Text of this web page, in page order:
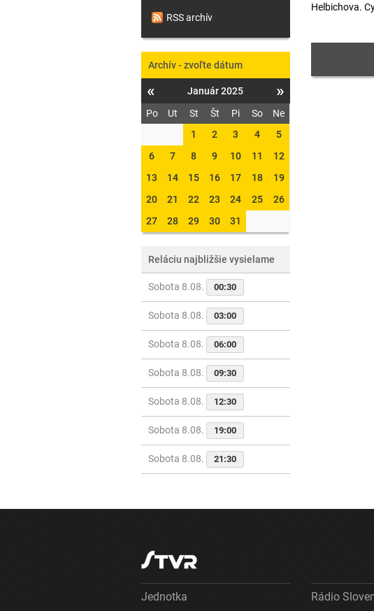
Helbichova.
RSS archív
Archív - zvoľte dátum
« Január 2025 »
Po Ut St Št Pi So
Ne
1
2 3 4
5
6
7 8 9 10 11
12
13
14 15 16 17 18
19
20
21 22 23 24 25
26
27
28 29 30 31
Reláciu najbližšie vysielame
Sobota 8.08. 00:30
Sobota 8.08. 03:00
Sobota 8.08. 06:00
Sobota 8.08. 09:30
Sobota 8.08. 12:30
Sobota 8.08. 19:00
Sobota 8.08. 21:30
Jednotka
Rádio